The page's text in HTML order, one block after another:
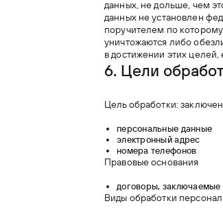
данных, не дольше, чем
данных не установлен
поручителем по
уничтожаются либо
в достижении этих
6. Цели
Цель обработки:
персональные данные
электронный адрес
номера телефонов
Правовые основания
договоры,
Виды обработки